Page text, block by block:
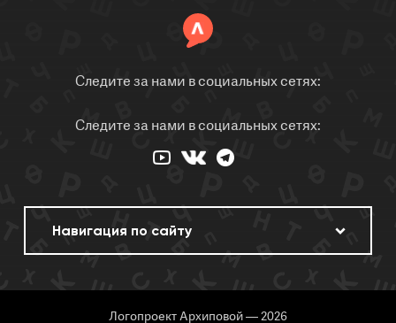
Следите за нами в социальных сетях:
Следите за нами в социальных сетях:
Логопроект Архиповой — 2026